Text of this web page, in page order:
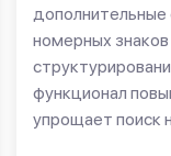
дополнительные
номерных
функционал
упрощает поиск